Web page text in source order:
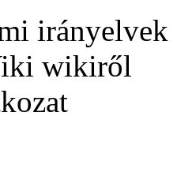
irányelvek
wikiről